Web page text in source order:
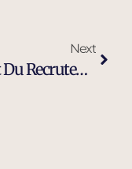
Next
Expert Du Recrutement D’ingénieurs Et Cadres Dirigeants À Manosque